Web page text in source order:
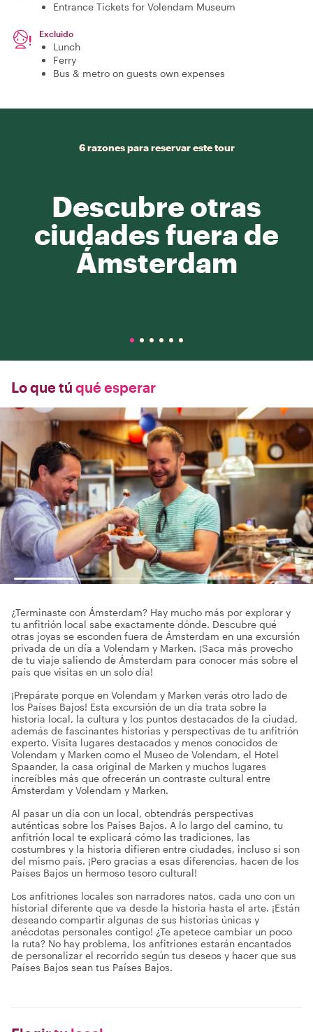
Entrance Tickets for Volendam Museum
Excluido
Lunch
Ferry
Bus & metro on guests own expenses
6 razones para reservar este tour
Descubre otras
ciudades fuera de
Ámsterdam
Lo que tú qué esperar
¿Terminaste con Ámsterdam? Hay mucho más por explorar y
tu anfitrión local sabe exactamente dónde. Descubre qué
otras joyas se esconden fuera de Ámsterdam en una excursión
privada de un día a Volendam y Marken. ¡Saca más provecho
de tu viaje saliendo de Ámsterdam para conocer más sobre el
país que visitas en un solo día!
¡Prepárate porque en Volendam y Marken verás otro lado de
los Países Bajos! Esta excursión de un día trata sobre la
historia local, la cultura y los puntos destacados de la ciudad,
además de fascinantes historias y perspectivas de tu anfitrión
experto. Visita lugares destacados y menos conocidos de
Volendam y Marken como el Museo de Volendam, el Hotel
Spaander, la casa original de Marken y muchos lugares
increíbles más que ofrecerán un contraste cultural entre
Ámsterdam y Volendam y Marken.
Al pasar un día con un local, obtendrás perspectivas
auténticas sobre los Países Bajos. A lo largo del camino, tu
anfitrión local te explicará cómo las tradiciones, las
costumbres y la historia difieren entre ciudades, incluso si son
del mismo país. ¡Pero gracias a esas diferencias, hacen de los
Países Bajos un hermoso tesoro cultural!
Los anfitriones locales son narradores natos, cada uno con un
historial diferente que va desde la historia hasta el arte. ¡Están
deseando compartir algunas de sus historias únicas y
anécdotas personales contigo! ¿Te apetece cambiar un poco
la ruta? No hay problema, los anfitriones estarán encantados
de personalizar el recorrido según tus deseos y hacer que sus
Países Bajos sean tus Países Bajos.